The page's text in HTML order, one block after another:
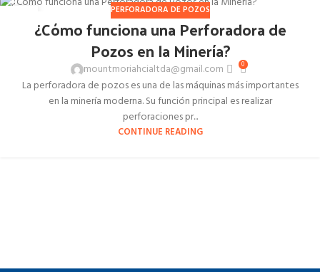
PERFORADORA DE POZOS
¿Cómo funciona una Perforadora de
Pozos en la Minería?
mountmoriahcialtda@gmail.com 0
La perforadora de pozos es una de las máquinas más importantes
en la minería moderna. Su función principal es realizar
perforaciones pr...
CONTINUE READING